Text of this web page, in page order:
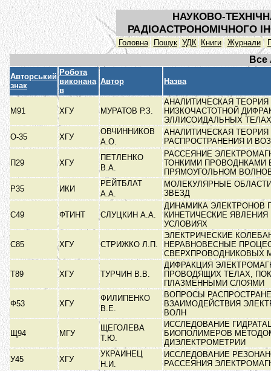
НАУКОВО-
РАДІОАСТРОНОМІЧНОГО
Головна Пошук УДК Книги Журнали
Все
Авторський
знак
Робота
виконана
в
Автор Назва
М91 ХГУ МУРАТОВ Р.З.
АНАЛИТИЧЕСКАЯ ТЕОРИЯ
НИЗКОЧАСТОТНОЙ
ЭЛЛИСОИДАЛЬНЫХ
О-35
ХГУ
ОВЧИННИКОВ
А.О.
АНАЛИТИЧЕСКАЯ
РАСПРОСТРАНЕНИЯ И
П29 ХГУ
ПЕТЛЕНКО
В.А.
РАССЕЯНИЕ
ТОНКИМИ ПРОВОДНКАМИ
ПРЯМОУГОЛЬНОМ
Р35
ИКИ
РЕЙТБЛАТ
А.А.
МОЛЕКУЛЯРНЫЕ
ЗВЕЗД
С49 ФТИНТ СЛУЦКИН А.А.
ДИНАМИКА ЭЛЕКТРОНОВ
КИНЕТИЧЕСКИЕ
УСЛОВИЯХ
С85 ХГУ СТРИЖКО Л.П.
ЭЛЕКТРИЧЕСКИЕ
НЕРАВНОВЕСНЫЕ
СВЕРХПРОВОДНИКОВЫХ
Т89 ХГУ ТУРЧИН В.В.
ДИФРАКЦИЯ
ПРОВОДЯЩИХ ТЕЛАХ,
ПЛАЗМЕННЫМИ СЛОЯМИ
Ф53 ХГУ
ФИЛИПЕНКО
В.Е.
ВОПРОСЫ
ВЗАИМОДЕЙСТВИЯ
ВОЛН
Щ94 МГУ
ЩЕГОЛЕВА
Т.Ю.
ИССЛЕДОВАНИЕ
БИОПОЛИМЕРОВ
ДИЭЛЕКТРОМЕТРИИ
У45
ХГУ
УКРАИНЕЦ
Н.И.
ИССЛЕДОВАНИЕ
РАССЕЯНИЯ